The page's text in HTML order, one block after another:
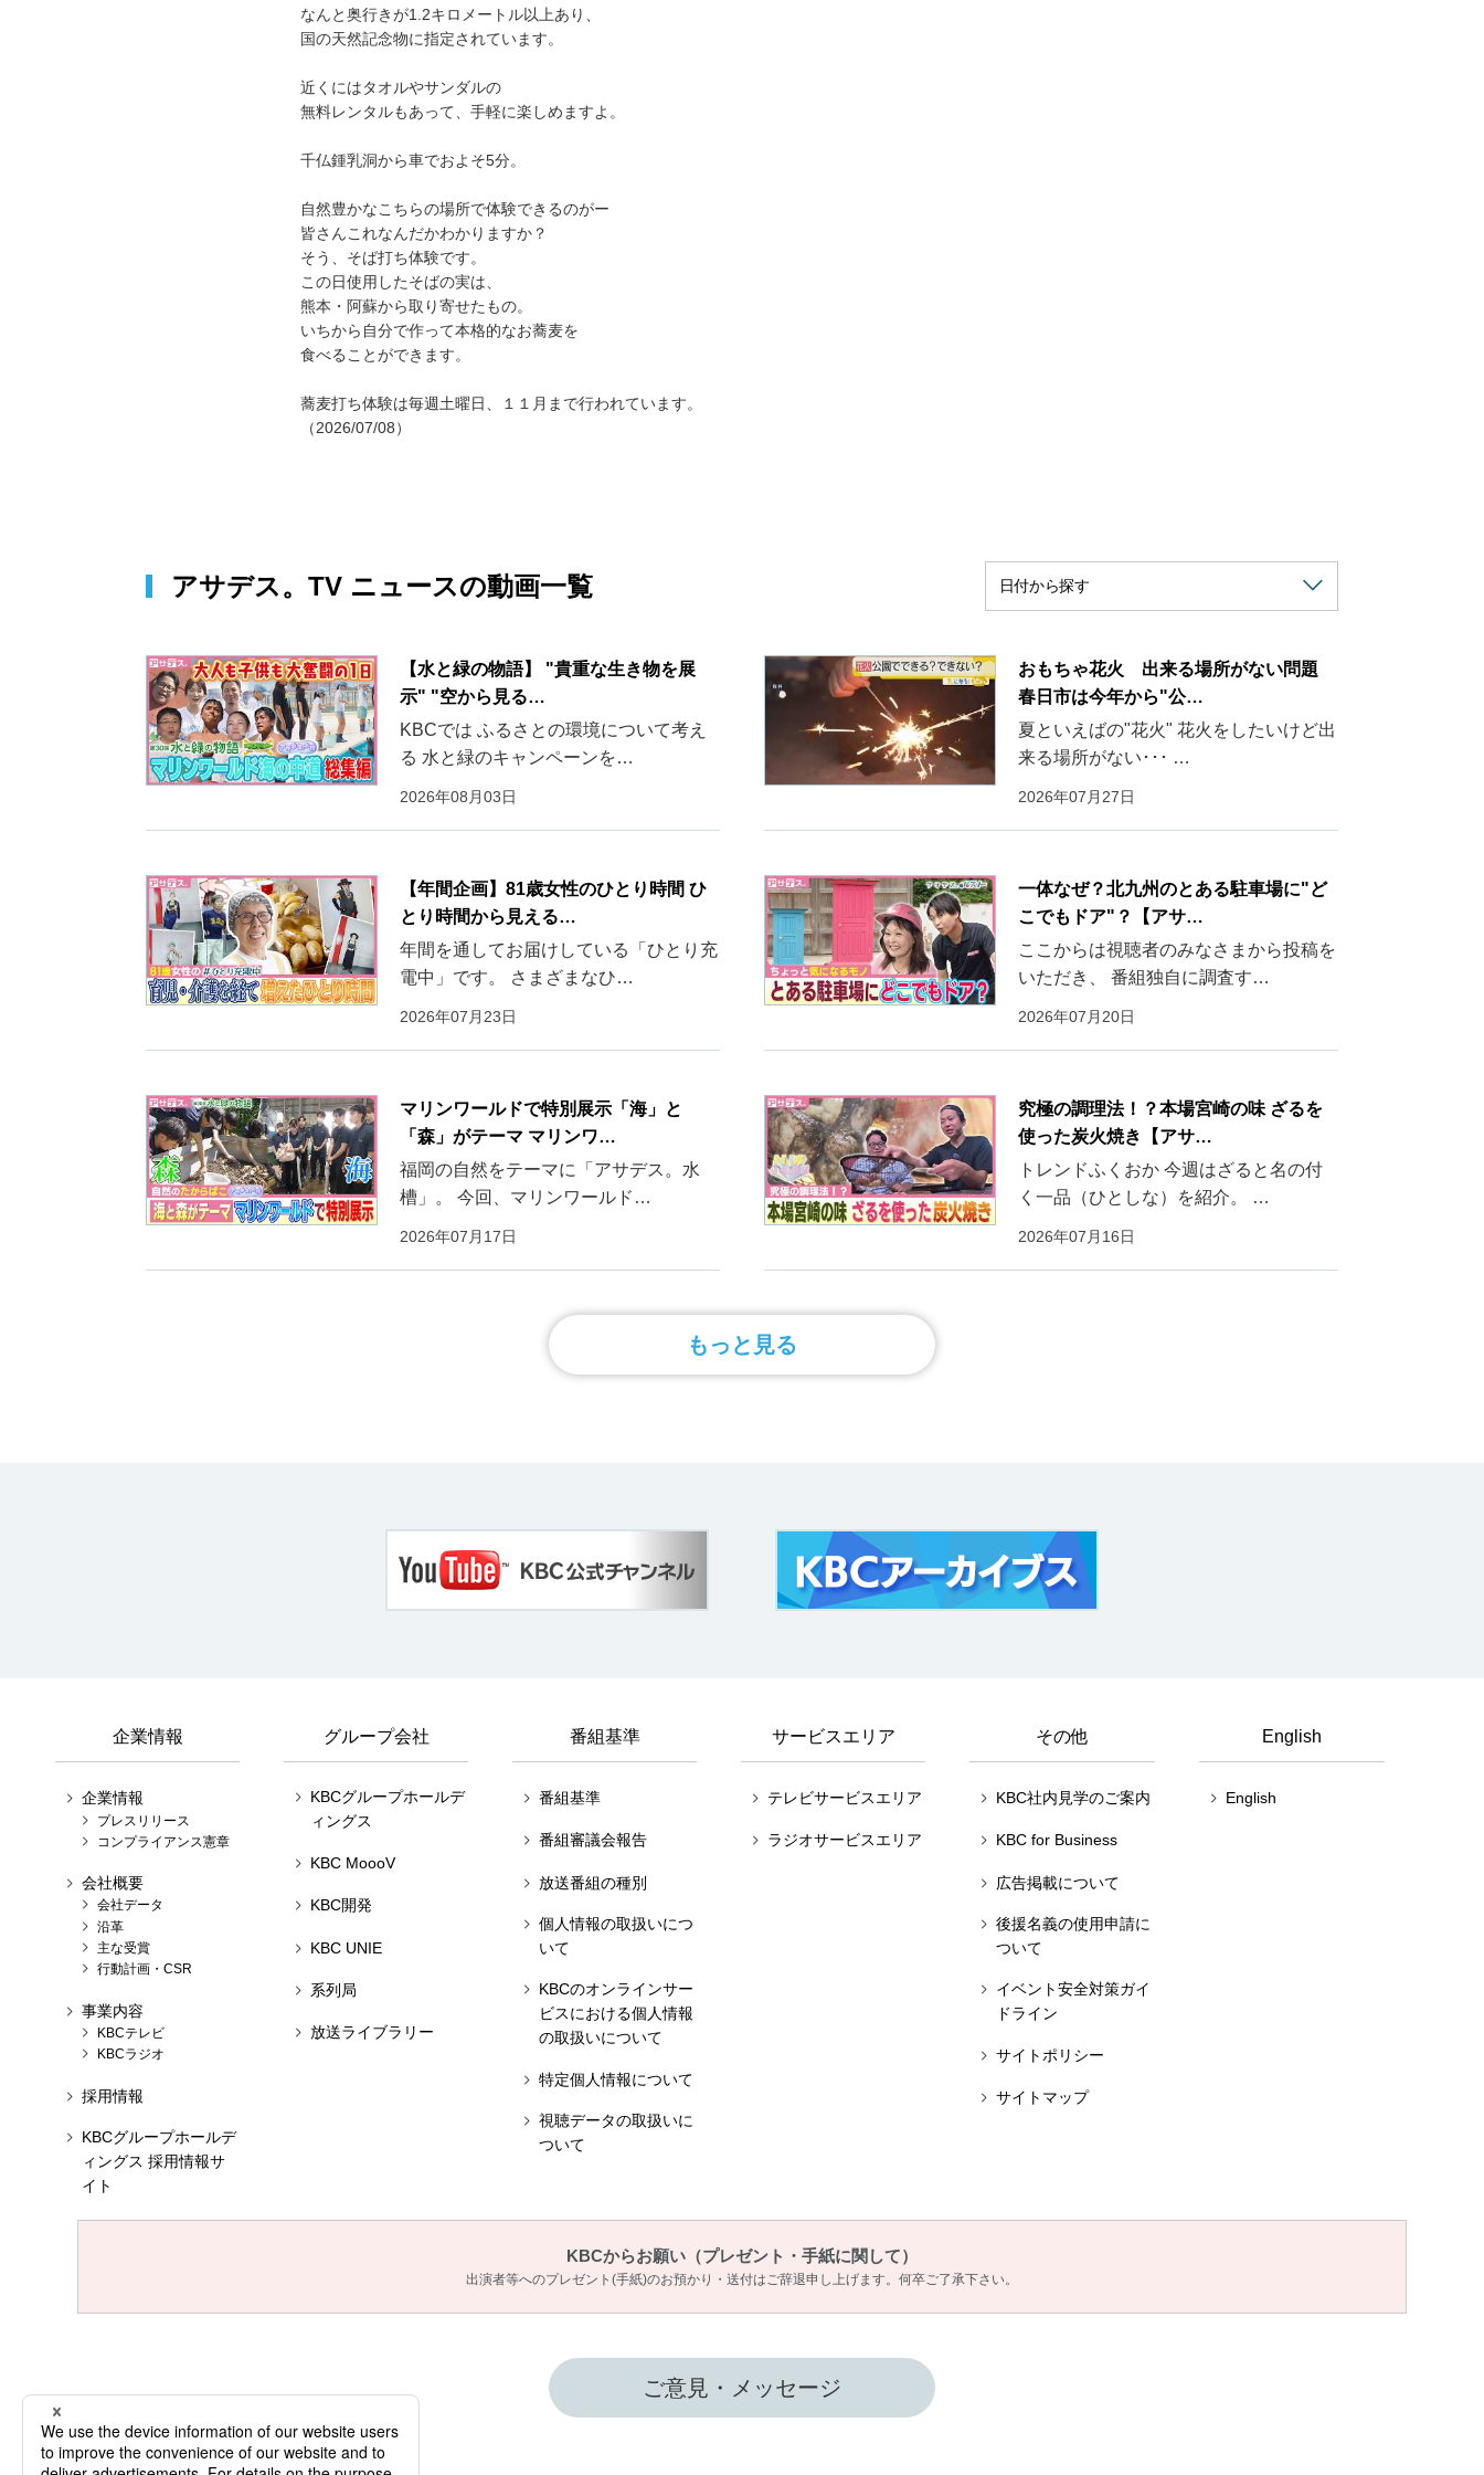
なんと奥行きが1.2キロメートル以上あり、
国の天然記念物に指定されています。
近くにはタオルやサンダルの
無料レンタルもあって、手軽に楽しめますよ。
千仏鍾乳洞から車でおよそ5分。
自然豊かなこちらの場所で体験できるのがー
皆さんこれなんだかわかりますか？
そう、そば打ち体験です。
この日使用したそばの実は、
熊本・阿蘇から取り寄せたもの。
いちから自分で作って本格的なお蕎麦を
食べることができます。
蕎麦打ち体験は毎週土曜日、１１月まで行われています。
（2026/07/08）
アサデス。TV ニュースの動画一覧
【水と緑の物語】 "貴重な生き物を展
示" "空から見る…
KBCでは ふるさとの環境について考え
る 水と緑のキャンペーンを…
2026年08月03日
おもちゃ花火 出来る場所がない問題
春日市は今年から"公…
夏といえばの"花火" 花火をしたいけど出
来る場所がない･･･ …
2026年07月27日
【年間企画】81歳女性のひとり時間 ひ
とり時間から見える…
年間を通してお届けしている「ひとり充
電中」です。 さまざまなひ…
2026年07月23日
一体なぜ？北九州のとある駐車場に"ど
こでもドア"？【アサ…
ここからは視聴者のみなさまから投稿を
いただき、 番組独自に調査す…
2026年07月20日
マリンワールドで特別展示「海」と
「森」がテーマ マリンワ…
福岡の自然をテーマに「アサデス。水
槽」。 今回、マリンワールド…
2026年07月17日
究極の調理法！？本場宮崎の味 ざるを
使った炭火焼き【アサ…
トレンドふくおか 今週はざると名の付
く一品（ひとしな）を紹介。 …
2026年07月16日
もっと見る
企業情報
企業情報
プレスリリース
コンプライアンス憲章
会社概要
会社データ
沿革
主な受賞
行動計画・CSR
事業内容
KBCテレビ
KBCラジオ
採用情報
KBCグループホールデ
ィングス 採用情報サ
イト
グループ会社
KBCグループホールデ
ィングス
KBC MoooV
KBC開発
KBC UNIE
系列局
放送ライブラリー
番組基準
番組基準
番組審議会報告
放送番組の種別
個人情報の取扱いにつ
いて
KBCのオンラインサー
ビスにおける個人情報
の取扱いについて
特定個人情報について
視聴データの取扱いに
ついて
サービスエリア
テレビサービスエリア
ラジオサービスエリア
その他
KBC社内見学のご案内
KBC for Business
広告掲載について
後援名義の使用申請に
ついて
イベント安全対策ガイ
ドライン
サイトポリシー
サイトマップ
English
English
KBCからお願い （プレゼント・手紙に関して）
出演者等へのプレゼント(手紙)のお預かり・送付はご辞退申し上げます。何卒ご了承下さい。
ご意見・メッセージ